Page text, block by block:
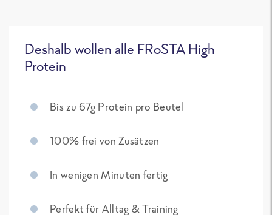
Deshalb wollen alle FRoSTA High
Protein
Bis zu 67g Protein pro Beutel
100% frei von Zusätzen
In wenigen Minuten fertig
Perfekt für Alltag & Training